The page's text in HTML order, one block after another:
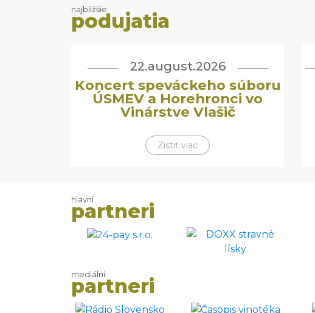
najbližšie
podujatia
22.august.2026
Koncert speváckeho súboru
ÚSMEV a Horehronci vo
Vinárstve Vlašič
Zistiť viac
hlavní
partneri
mediálni
partneri